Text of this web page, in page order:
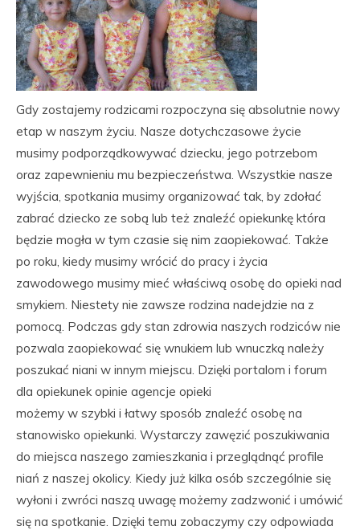
Gdy zostajemy rodzicami rozpoczyna się absolutnie nowy
etap w naszym życiu. Nasze dotychczasowe życie
musimy podporządkowywać dziecku, jego potrzebom
oraz zapewnieniu mu bezpieczeństwa. Wszystkie nasze
wyjścia, spotkania musimy organizować tak, by zdołać
zabrać dziecko ze sobą lub też znaleźć opiekunkę która
będzie mogła w tym czasie się nim zaopiekować. Także
po roku, kiedy musimy wrócić do pracy i życia
zawodowego musimy mieć właściwą osobę do opieki nad
smykiem. Niestety nie zawsze rodzina nadejdzie na z
pomocą. Podczas gdy stan zdrowia naszych rodziców nie
pozwala zaopiekować się wnukiem lub wnuczką należy
poszukać niani w innym miejscu. Dzięki portalom i forum
dla opiekunek opinie agencje opieki
możemy w szybki i łatwy sposób znaleźć osobę na
stanowisko opiekunki. Wystarczy zawęzić poszukiwania
do miejsca naszego zamieszkania i przeglądnąć profile
niań z naszej okolicy. Kiedy już kilka osób szczególnie się
wyłoni i zwróci naszą uwagę możemy zadzwonić i umówić
się na spotkanie. Dzięki temu zobaczymy czy odpowiada